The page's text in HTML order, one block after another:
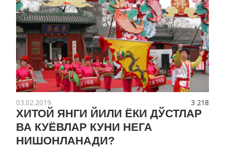
3 218
03.02.2019
ХИТОЙ ЯНГИ ЙИЛИ ЁКИ ДЎСТЛАР
ВА КУЁВЛАР КУНИ НЕГА
НИШОНЛАНАДИ?